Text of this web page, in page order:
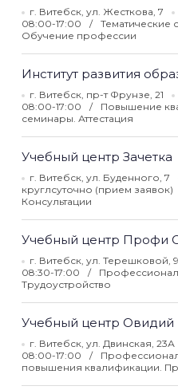
г. Витебск, ул. Жесткова, 7
08:00-17:00
Тематические
Обучение профессии
Институт развития
г. Витебск, пр-т Фрунзе, 21
08:00-17:00
Повышение
семинары. Аттестация
Учебный центр Зачетка
г. Витебск, ул. Буденного, 7
круглсуточно (прием заявок)
Консультации
Учебный центр Профи
г. Витебск, ул. Терешковой,
08:30-17:00
Трудоустройство
Учебный центр Овидий
г. Витебск, ул. Двинская, 23А
08:00-17:00
повышения квалификации.